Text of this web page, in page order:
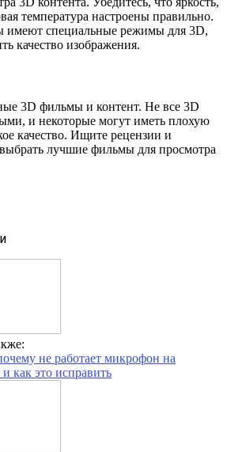
температура настроены правильно.
имеют специальные режимы для 3D,
качество изображения.
3D фильмы и контент. Не все 3D
и некоторые могут иметь плохую
качество. Ищите рецензии и
лучшие фильмы для просмотра
не работает микрофон на
как это исправить